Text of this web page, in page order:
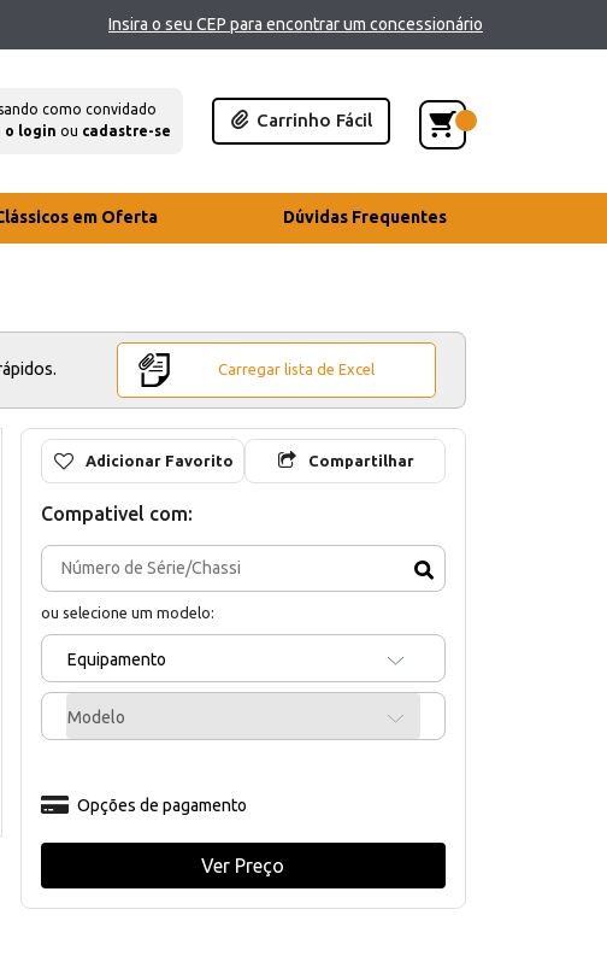
Insira o seu CEP para encontrar um concessionário
como convidado
o login ou cadastre-se
Carrinho Fácil
em Oferta Dúvidas Frequentes
Carregar lista de Excel
Adicionar Favorito Compartilhar
Compativel com:
ou selecione um modelo:
Equipamento
Modelo
Opções de pagamento
Ver Preço